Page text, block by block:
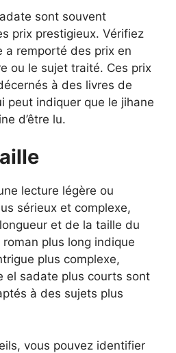
sont souvent
prix prestigieux. Vérifiez
a remporté des prix en
ou le sujet traité. Ces prix
à des livres de
peut indiquer que le jihane
d’être lu.
lecture légère ou
sérieux et complexe,
et de la taille du
plus long indique
plus complexe,
el sadate plus courts sont
à des sujets plus
vous pouvez identifier